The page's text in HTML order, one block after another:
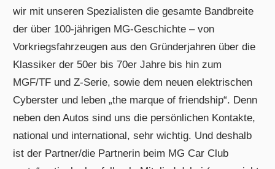
wir mit unseren Spezialisten die gesamte Bandbreite
der über 100-jährigen MG-Geschichte – von
Vorkriegsfahrzeugen aus den Gründerjahren über die
Klassiker der 50er bis 70er Jahre bis hin zum
MGF/TF und Z-Serie, sowie dem neuen elektrischen
Cyberster und leben „the marque of friendship“. Denn
neben den Autos sind uns die persönlichen Kontakte,
national und international, sehr wichtig. Und deshalb
ist der Partner/die Partnerin beim MG Car Club